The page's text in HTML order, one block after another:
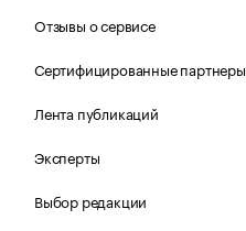
Отзывы о сервисе
Сертифицированные партнеры
Лента публикаций
Эксперты
Выбор редакции